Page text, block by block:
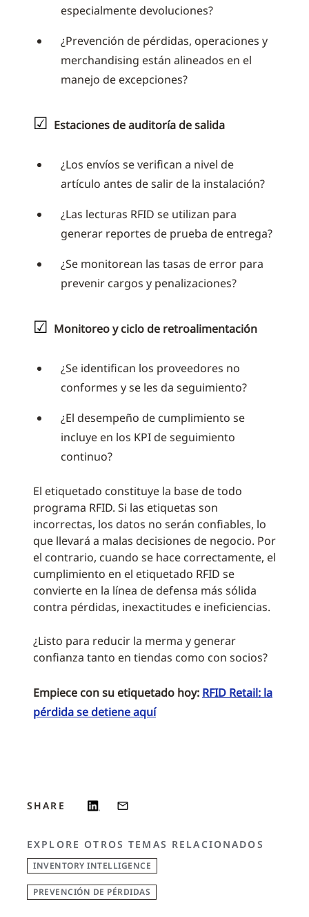
especialmente devoluciones?
¿Prevención de pérdidas, operaciones y
merchandising están alineados en el
manejo de excepciones?
☑ Estaciones de auditoría de salida
¿Los envíos se verifican a nivel de
artículo antes de salir de la instalación?
¿Las lecturas RFID se utilizan para
generar reportes de prueba de entrega?
¿Se monitorean las tasas de error para
prevenir cargos y penalizaciones?
☑ Monitoreo y ciclo de retroalimentación
¿Se identifican los proveedores no
conformes y se les da seguimiento?
¿El desempeño de cumplimiento se
incluye en los KPI de seguimiento
continuo?
El etiquetado constituye la base de todo
programa RFID. Si las etiquetas son
incorrectas, los datos no serán confiables, lo
que llevará a malas decisiones de negocio. Por
el contrario, cuando se hace correctamente, el
cumplimiento en el etiquetado RFID se
convierte en la línea de defensa más sólida
contra pérdidas, inexactitudes e ineficiencias.
¿Listo para reducir la merma y generar
confianza tanto en tiendas como con socios?
Empiece con su etiquetado hoy: RFID Retail: la
pérdida se detiene aquí
SHARE
EXPLORE OTROS TEMAS RELACIONADOS
INVENTORY INTELLIGENCE
PREVENCIÓN DE PÉRDIDAS